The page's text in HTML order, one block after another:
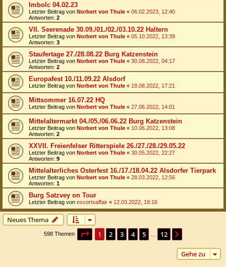
Imbolc 04.02.23
Letzter Beitrag von Norbert von Thule « 06.02.2023, 12:40
Antworten: 2
VII. Seerenade 30.09./01./02./03.10.22 Haltern
Letzter Beitrag von Norbert von Thule « 05.10.2022, 13:39
Antworten: 3
Staufertage 27./28.08.22 Burg Katzenstein
Letzter Beitrag von Norbert von Thule « 30.08.2022, 04:17
Antworten: 2
Europafest 10./11.09.22 Alsdorf
Letzter Beitrag von Norbert von Thule « 18.08.2022, 17:21
Mittsommer 16.07.22 HQ
Letzter Beitrag von Norbert von Thule « 27.06.2022, 14:01
Mittelaltermarkt 04./05./06.06.22 Burg Katzenstein
Letzter Beitrag von Norbert von Thule « 10.06.2022, 13:08
Antworten: 2
XXVII. Freienfelser Ritterspiele 26./27./28./29.05.22
Letzter Beitrag von Norbert von Thule « 30.05.2022, 22:27
Antworten: 9
Mittelalterliches Osterfest 16./17./18.04.22 Alsdorfer Tierpark
Letzter Beitrag von Norbert von Thule « 28.03.2022, 12:56
Antworten: 1
Burg Satzvey on Tour
Letzter Beitrag von escortsaffair « 12.03.2022, 19:16
Neues Thema
598 Themen Seite 1von 12
1 2 3 4 5 12
Gehe zu